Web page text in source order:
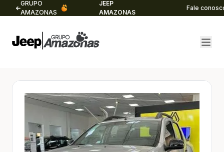
GRUPO
AMAZONAS
JEEP
AMAZONAS
Fale
1/19